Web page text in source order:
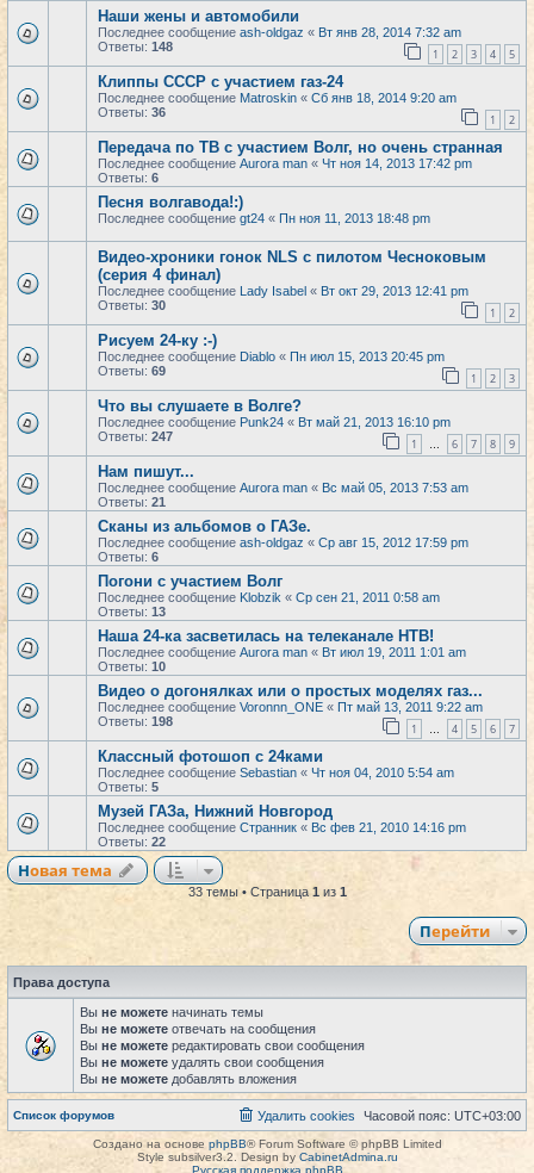
Наши жены и автомобили
Последнее сообщение ash-oldgaz « Вт янв 28, 2014 7:32 am
Ответы: 148 1 2 3 4 5
Клиппы СССР с участием газ-24
Последнее сообщение Matroskin « Сб янв 18, 2014 9:20 am
Ответы: 36 1 2
Передача по ТВ с участием Волг, но очень странная
Последнее сообщение Aurora man « Чт ноя 14, 2013 17:42 pm
Ответы: 6
Песня волгавода!:)
Последнее сообщение gt24 « Пн ноя 11, 2013 18:48 pm
Видео-хроники гонок NLS с пилотом Чесноковым
(серия 4 финал)
Последнее сообщение Lady Isabel « Вт окт 29, 2013 12:41 pm
Ответы: 30 1 2
Рисуем 24-ку :-)
Последнее сообщение Diablo « Пн июл 15, 2013 20:45 pm
Ответы: 69 1 2 3
Что вы слушаете в Волге?
Последнее сообщение Punk24 « Вт май 21, 2013 16:10 pm
Ответы: 247 1 … 6 7 8 9
Нам пишут...
Последнее сообщение Aurora man « Вс май 05, 2013 7:53 am
Ответы: 21
Сканы из альбомов о ГАЗе.
Последнее сообщение ash-oldgaz « Ср авг 15, 2012 17:59 pm
Ответы: 6
Погони с участием Волг
Последнее сообщение Klobzik « Ср сен 21, 2011 0:58 am
Ответы: 13
Наша 24-ка засветилась на телеканале НТВ!
Последнее сообщение Aurora man « Вт июл 19, 2011 1:01 am
Ответы: 10
Видео о догонялках или о простых моделях газ...
Последнее сообщение Voronnn_ONE « Пт май 13, 2011 9:22 am
Ответы: 198 1 … 4 5 6 7
Классный фотошоп с 24ками
Последнее сообщение Sebastian « Чт ноя 04, 2010 5:54 am
Ответы: 5
Музей ГАЗа, Нижний Новгород
Последнее сообщение Странник « Вс фев 21, 2010 14:16 pm
Ответы: 22
Новая тема
33 темы • Страница1из 1
Перейти
Права доступа
Вы не можете начинать темы
Вы не можете отвечать на сообщения
Вы не можете редактировать свои сообщения
Вы не можете удалять свои сообщения
Вы не можете добавлять вложения
Список форумов Часовой пояс: UTC+03:00
Удалить cookies
Создано на основе phpBB® Forum Software © phpBB Limited
Style subsilver3.2. Design by CabinetAdmina.ru
Русская поддержка phpBB